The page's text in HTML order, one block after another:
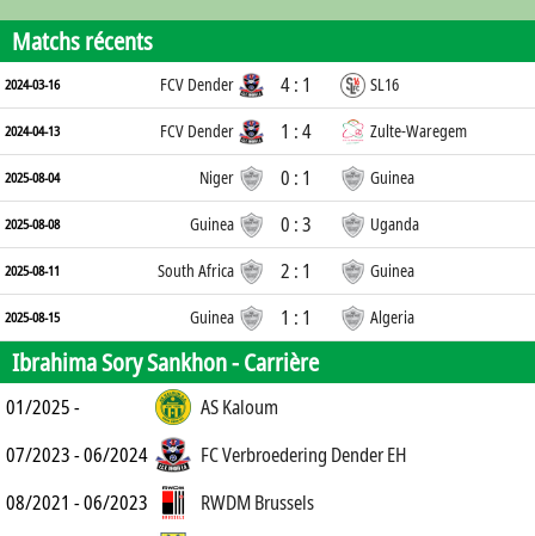
Matchs récents
2024-03-16 FCV Dender 4 : 1 SL16
2024-04-13 FCV Dender 1 : 4 Zulte-Waregem
2025-08-04 Niger 0 : 1 Guinea
2025-08-08 Guinea 0 : 3 Uganda
2025-08-11 South Africa 2 : 1 Guinea
2025-08-15 Guinea 1 : 1 Algeria
Ibrahima Sory Sankhon -Carrière
01/2025 -
AS Kaloum
07/2023 - 06/2024
FC Verbroedering Dender EH
08/2021 - 06/2023
RWDM Brussels